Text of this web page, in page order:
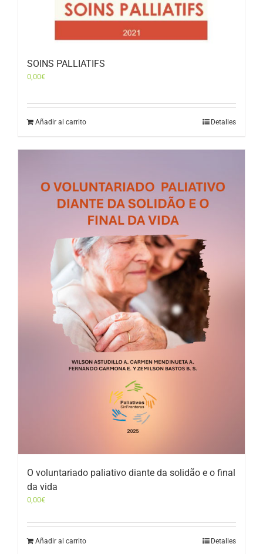
SOINS PALLIATIFS
0,00€
Añadir al carrito Detalles
O voluntariado paliativo diante da solidão e o final
da vida
0,00€
Añadir al carrito Detalles